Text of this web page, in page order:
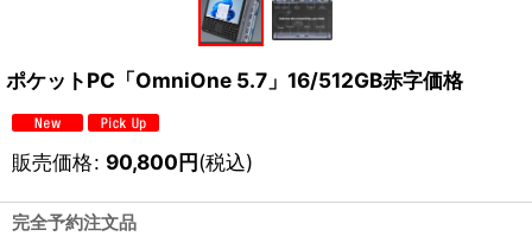
ポケットPC「OmniOne 5.7」16/512GB赤字価格
販売価格: 90,800円(税込)
完全予約注文品